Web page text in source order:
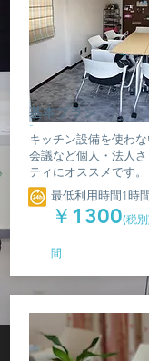
-
基本プラン
キッチン設備を使わな
会議など個人・法人
ティにオススメです。
最低利用時間1時
￥1300(税
間